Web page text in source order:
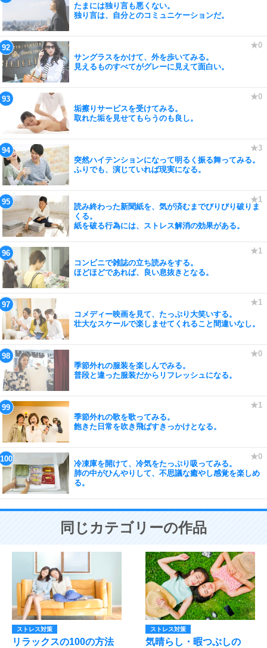
たまには独り言も悪くない。
独り言は、自分とのコミュニケーションだ。
サングラスをかけて、外を歩いてみる。
見えるものすべてがグレーに見えて面白い。
垢擦りサービスを受けてみる。
取れた垢を見せてもらうのも良し。
突然ハイテンションになって明るく振る舞ってみる。
ふりでも、演じていれば現実になる。
読み終わった新聞紙を、気が済むまでびりびり破りま
くる。
紙を破る行為には、ストレス解消の効果がある。
コンビニで雑誌の立ち読みをする。
ほどほどであれば、良い息抜きとなる。
コメディー映画を見て、たっぷり大笑いする。
壮大なスケールで楽しませてくれること間違いなし。
季節外れの服装を楽しんでみる。
普段と違った服装だからリフレッシュになる。
季節外れの歌を歌ってみる。
飽きた日常を吹き飛ばすきっかけとなる。
冷凍庫を開けて、冷気をたっぷり吸ってみる。
肺の中がひんやりして、不思議な癒やし感覚を楽しめ
る。
同じカテゴリーの作品
ストレス対策
リラックスの100の方法
ストレス対策
気晴らし・暇つぶしの